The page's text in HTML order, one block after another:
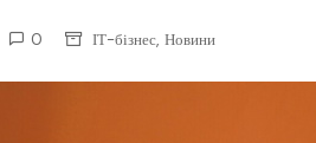
0 ІТ-бізнес, Новини